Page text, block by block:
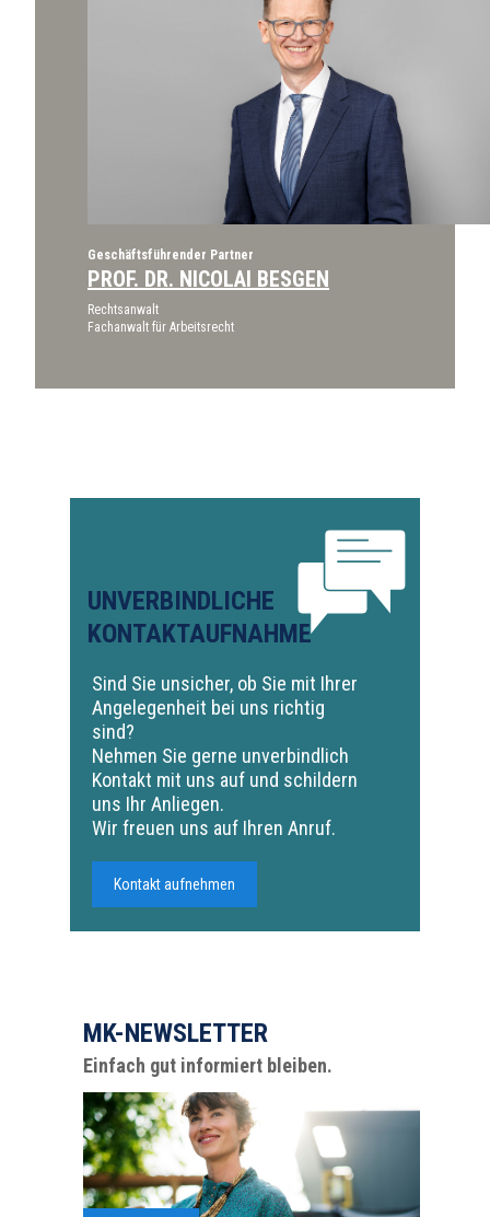
Geschäftsführender Partner
PROF. DR. NICOLAI BESGEN
Rechtsanwalt
Fachanwalt für Arbeitsrecht
UNVERBINDLICHE
KONTAKTAUFNAHME
Sind Sie unsicher, ob Sie mit Ihrer
Angelegenheit bei uns richtig
sind?
Nehmen Sie gerne unverbindlich
Kontakt mit uns auf und schildern
uns Ihr Anliegen.
Wir freuen uns auf Ihren Anruf.
Kontakt aufnehmen
MK-NEWSLETTER
Einfach gut informiert bleiben.